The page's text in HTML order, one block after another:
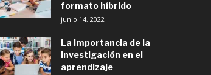
formato híbrido
junio 14, 2022
La importancia de la
investigación en el
aprendizaje